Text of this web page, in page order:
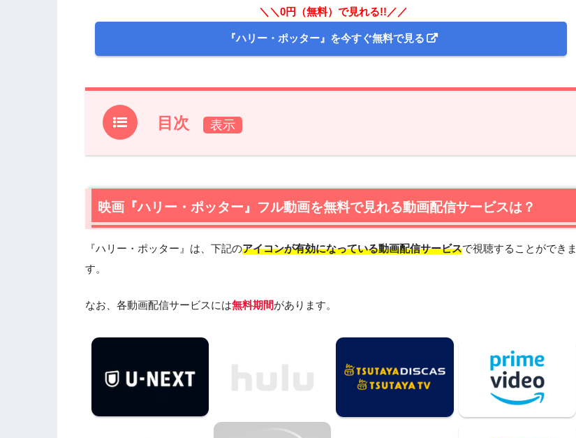
＼＼0円（無料）で見れる!!／／
『ハリー・ポッター』を今すぐ無料で見る
目次
1.映画『ハリー・ポッター』フル動画を無料で見れる動画配信サービスは？
2.『ハリー・ポッターと秘密の部屋』作品情報
2.1『ハリー・ポッターと秘密の部屋』あらすじ
2.4『ハリー・ポッターと秘密の部屋』は日本語吹替版も楽しめる
3.『ハリー・ポッターと秘密の部屋』を見たい人におすすめの関連作品
映画『ハリー・ポッター』の動画はDailymotionやPandoraではなく、配信サービスで安全に
見よう
映画『ハリー・ポッター』動画フル無料視聴まとめ
映画『ハリー・ポッター』フル動画を無料で見れる動画配信サービスは？
『ハリー・ポッター』は、下記のアイコンが有効になっている動画配信サービスで視聴することができま
す。
なお、各動画配信サービスには無料期間があります。